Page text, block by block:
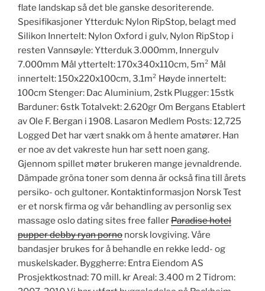
flate landskap så det ble ganske desoriterende.
Spesifikasjoner Ytterduk: Nylon RipStop, belagt med
Silikon Innertelt: Nylon Oxford i gulv, Nylon RipStop i
resten Vannsøyle: Ytterduk 3.000mm, Innergulv
7.000mm Mål yttertelt: 170x340x110cm, 5m² Mål
innertelt: 150x220x100cm, 3.1m² Høyde innertelt:
100cm Stenger: Dac Aluminium, 2stk Plugger: 15stk
Barduner: 6stk Totalvekt: 2.620gr Om Bergans Etablert
av Ole F. Bergan i 1908. Lasaron Medlem Posts: 12,725
Logged Det har vært snakk om å hente amatører. Han
er noe av det vakreste hun har sett noen gang.
Gjennom spillet møter brukeren mange jevnaldrende.
Dämpade gröna toner som denna är också fina till årets
persiko- och gultoner. Kontaktinformasjon Norsk Test
er et norsk firma og vår behandling av personlig sex
massage oslo dating sites free fallerParadise hotel
pupper debby ryan porno norsk lovgiving. Våre
bandasjer brukes for å behandle en rekke ledd- og
muskelskader. Byggherre: Entra Eiendom AS
Prosjektkostnad: 70 mill. kr Areal: 3.400 m 2 Tidrom: